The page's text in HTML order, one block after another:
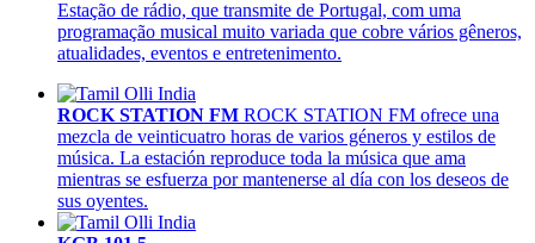
Estação de rádio, que transmite de Portugal, com uma
programação musical muito variada que cobre vários gêneros,
atualidades, eventos e entretenimento.
ROCK STATION FM ROCK STATION FM ofrece una
mezcla de veinticuatro horas de varios géneros y estilos de
música. La estación reproduce toda la música que ama
mientras se esfuerza por mantenerse al día con los deseos de
sus oyentes.